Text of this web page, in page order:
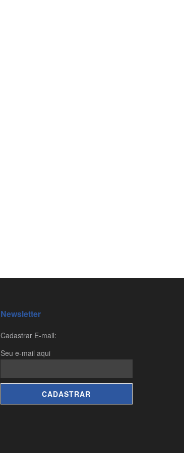
Newsletter
Cadastrar E-mail:
Seu e-mail aqui